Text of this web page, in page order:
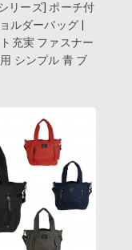
リーズ] ポーチ付
ルダーバッグ |
充実 ファスナー
シンプル 青 ブ